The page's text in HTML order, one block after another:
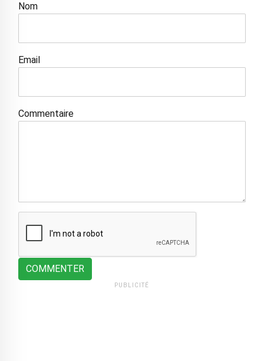
Nom
Email
Commentaire
COMMENTER
PUBLICITÉ